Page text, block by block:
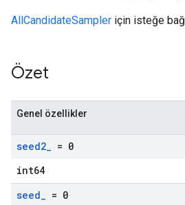
AllCandidateSampler için isteğe
Özet
Genel özellikler
seed2_ = 0
int64
seed_ = 0